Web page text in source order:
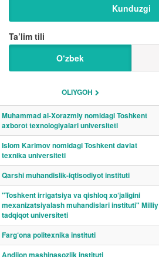
Kunduzgi
Ta’lim tili
O‘zbek
OLIYGOH
Muhammad al-Xorazmiy nomidagi Toshkent
axborot texnologiyalari universiteti
Islom Karimov nomidagi Toshkent davlat
texnika universiteti
Qarshi muhandislik-iqtisodiyot instituti
"Toshkent irrigatsiya va qishloq xo‘jaligini
mexanizatsiyalash muhandislari instituti" Milliy
tadqiqot universiteti
Farg‘ona politexnika instituti
Andijon mashinasozlik instituti